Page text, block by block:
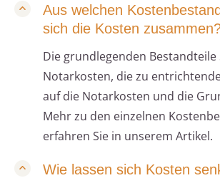
Aus welchen
sich die Kosten
Die grundlegenden Bestandteile
Notarkosten, die zu
auf die Notarkosten und die
Mehr zu den einzelnen
erfahren Sie in unserem Artikel.
Wie lassen sich Kosten